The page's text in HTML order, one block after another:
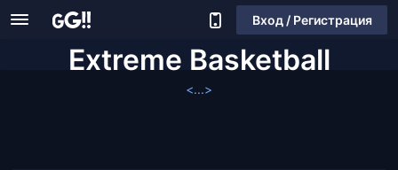
Вход / Регистрация
Extreme Basketball
<...>